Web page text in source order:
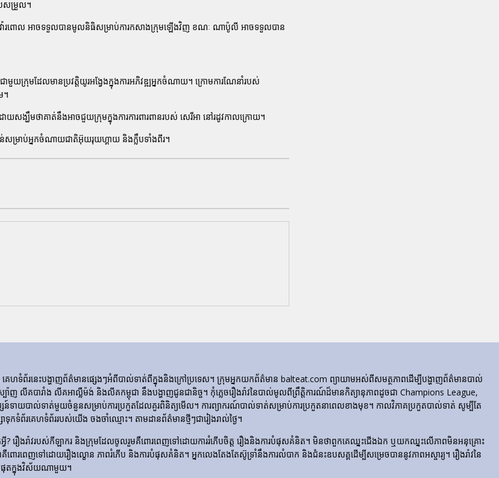
បសម្រួល។
រពោល អាចទទួលបានមូលនិធិសម្រាប់ការកសាងក្រុមឡើងវិញ ខណៈ ណាប៉ូលី អាចទទួលបាន
ជាមួយក្រុមដែលមានប្រវត្តិយូរអង្វែងក្នុងការអភិវឌ្ឍអ្នកចំណាយ។ ក្រោមការណែនាំរបស់
។
យសង្ឃឹមថាគាត់នឹងអាចជួយក្រុមក្នុងការការពារពានរបស់ សេរីអា នៅរដូវកាលក្រោយ។
ខាន់សម្រាប់អ្នកចំណាយជាតិអ៊ុយរុយហ្គាយ និងក្លឹបទាំងពីរ។
ព័រ​នេះ​បង្ហាញ​ព័ត៌មាន​ផ្សេងៗ​អំពី​បាល់ទាត់​ពី​ក្នុង​និង​ក្រៅ​ប្រទេស។ ក្រុមអ្នកយកព័ត៌មាន balteat.com ព្យាយាមអស់ពីសមត្ថភាពដើម្បីបង្ហាញព័ត៌មានបាល់
លីគបារាំង លីគអាល្លឺម៉ង់ និងលីគកម្ពុជា នឹងបង្ហាញជូនជានិច្ច។ កុំភ្លេចរឿងរ៉ាវនៃបាល់មូលពីព្រឹត្តិការណ៍ដ៏មានកិត្យានុភាពដូចជា Champions League,
ាយបាល់ទាត់មួយចំនួនសម្រាប់ការប្រកួតដែលគួរពិនិត្យមើល។ ការព្យាករណ៍បាល់ទាត់សម្រាប់ការប្រកួតនាពេលខាងមុខ។ កាលវិភាគប្រកួតបាល់ទាត់ សូម្បីតែ
ទំព័រគេហទំព័ររបស់យើង ចងចាំឈ្មោះ។ តាមដានព័ត៌មានថ្មីៗជារៀងរាល់ថ្ងៃ។
? រឿងរ៉ាវ​របស់​កីឡាករ និង​ក្រុម​ដែល​ចូលរួម​គឺ​ពោរពេញ​ទៅ​ដោយ​ការ​រំភើប​ចិត្ត រឿង​និង​ការ​បំផុស​គំនិត។ មិនថាពួកគេឈ្នះជើងឯក ឬយកឈ្នះលើភាពមិនអនុគ្រោះ
ា​គឺ​ពោរពេញ​ទៅ​ដោយ​រឿង​ល្ខោន ភាព​រំភើប និង​ការ​បំផុស​គំនិត។ អ្នកលេងតែងតែស៊ូទ្រាំនឹងការលំបាក និងជំនះឧបសគ្គដើម្បីសម្រេចបាននូវភាពអស្ចារ្យ។ រឿងរ៉ាវនៃ
បំផុតក្នុងវិស័យណាមួយ។